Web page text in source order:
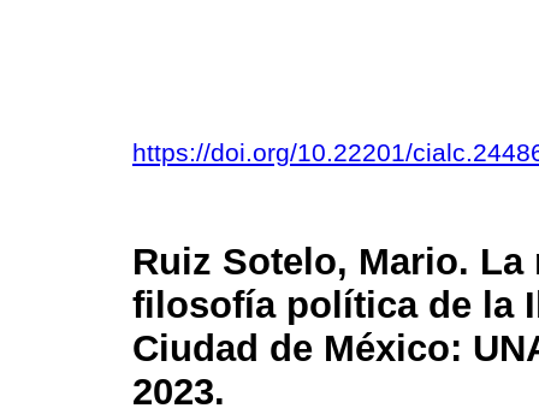
https://doi.org/10.22201/
Ruiz Sotelo, Mario.
filosofía política de la
Ciudad de México:
2023.